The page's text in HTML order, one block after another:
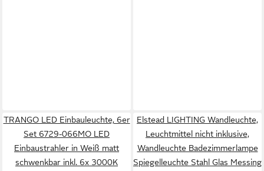
TRANGO LED Einbauleuchte, 6er
Set 6729-066MO LED
Einbaustrahler in Weiß matt
schwenkbar inkl. 6x 3000K
Elstead LIGHTING Wandleuchte,
Leuchtmittel nicht inklusive,
Wandleuchte Badezimmerlampe
Spiegelleuchte Stahl Glas Messing